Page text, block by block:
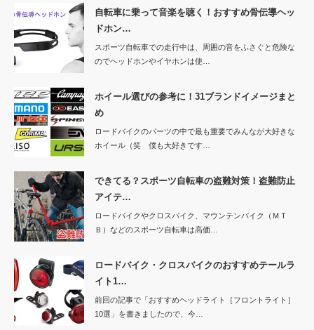
自転車に乗って音楽を聴く！おすすめ骨伝導ヘッ
ドホン…
スポーツ自転車での走行中は、周囲の音をふさぐと危険な
のでヘッドホンやイヤホンは使…
ホイール選びの参考に！31ブランドイメージまと
め
ロードバイクのパーツの中で最も重要でみんなが大好きな
ホイール（笑 僕も大好きです…
できてる？スポーツ自転車の盗難対策！盗難防止
アイテ…
ロードバイクやクロスバイク、マウンテンバイク（ＭＴ
Ｂ）などのスポーツ自転車は高価…
ロードバイク・クロスバイクのおすすめテールラ
イト1…
前回の記事で「おすすめヘッドライト［フロントライト］
10選」を書きましたので、今…